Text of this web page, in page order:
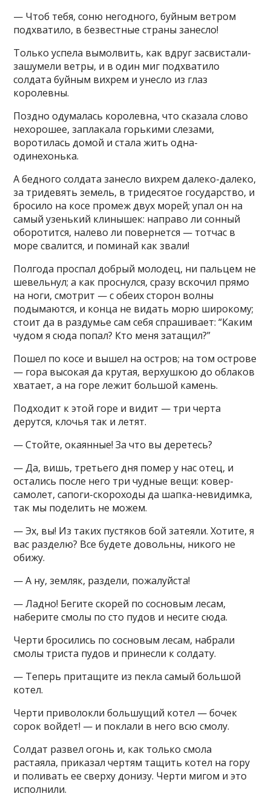
— Чтоб тебя, соню негодного, буйным ветром
подхватило, в безвестные страны занесло!
Только успела вымолвить, как вдруг засвистали-
зашумели ветры, и в один миг подхватило
солдата буйным вихрем и унесло из глаз
королевны.
Поздно одумалась королевна, что сказала слово
нехорошее, заплакала горькими слезами,
воротилась домой и стала жить одна-
одинехонька.
А бедного солдата занесло вихрем далеко-далеко,
за тридевять земель, в тридесятое государство, и
бросило на косе промеж двух морей; упал он на
самый узенький клинышек: направо ли сонный
оборотится, налево ли повернется — тотчас в
море свалится, и поминай как звали!
Полгода проспал добрый молодец, ни пальцем не
шевельнул; а как проснулся, сразу вскочил прямо
на ноги, смотрит — с обеих сторон волны
подымаются, и конца не видать морю широкому;
стоит да в раздумье сам себя спрашивает: “Каким
чудом я сюда попал? Кто меня затащил?”
Пошел по косе и вышел на остров; на том острове
— гора высокая да крутая, верхушкою до облаков
хватает, а на горе лежит большой камень.
Подходит к этой горе и видит — три черта
дерутся, клочья так и летят.
— Стойте, окаянные! За что вы деретесь?
— Да, вишь, третьего дня помер у нас отец, и
остались после него три чудные вещи: ковер-
самолет, сапоги-скороходы да шапка-невидимка,
так мы поделить не можем.
— Эх, вы! Из таких пустяков бой затеяли. Хотите, я
вас разделю? Все будете довольны, никого не
обижу.
— А ну, земляк, раздели, пожалуйста!
— Ладно! Бегите скорей по сосновым лесам,
наберите смолы по сто пудов и несите сюда.
Черти бросились по сосновым лесам, набрали
смолы триста пудов и принесли к солдату.
— Теперь притащите из пекла самый большой
котел.
Черти приволокли большущий котел — бочек
сорок войдет! — и поклали в него всю смолу.
Солдат развел огонь и, как только смола
растаяла, приказал чертям тащить котел на гору
и поливать ее сверху донизу. Черти мигом и это
исполнили.